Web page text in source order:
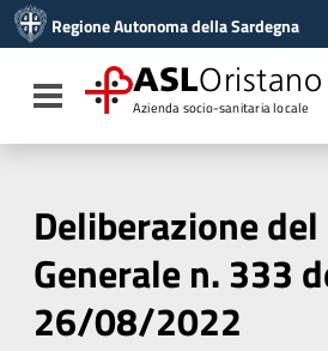
Vai al menu di navigazione
Vai al footer
Regione Autonoma della Sardegna
Toggle navigation
ASLOristano
Azienda socio-sanitaria locale
Deliberazione
Generale n. 333
26/08/2022